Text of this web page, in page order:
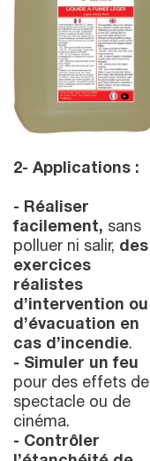
2- Applications :
- Réaliser
facilement, sans
polluer ni salir, des
exercices
réalistes
d’intervention ou
d’évacuation en
cas d’incendie.
- Simuler un feu
pour des effets de
spectacle ou de
cinéma.
- Contrôler